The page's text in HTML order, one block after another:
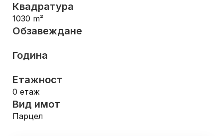
Квадратура
1030 m²
Обзавеждане
Година
Етажност
0 етаж
Вид имот
Парцел